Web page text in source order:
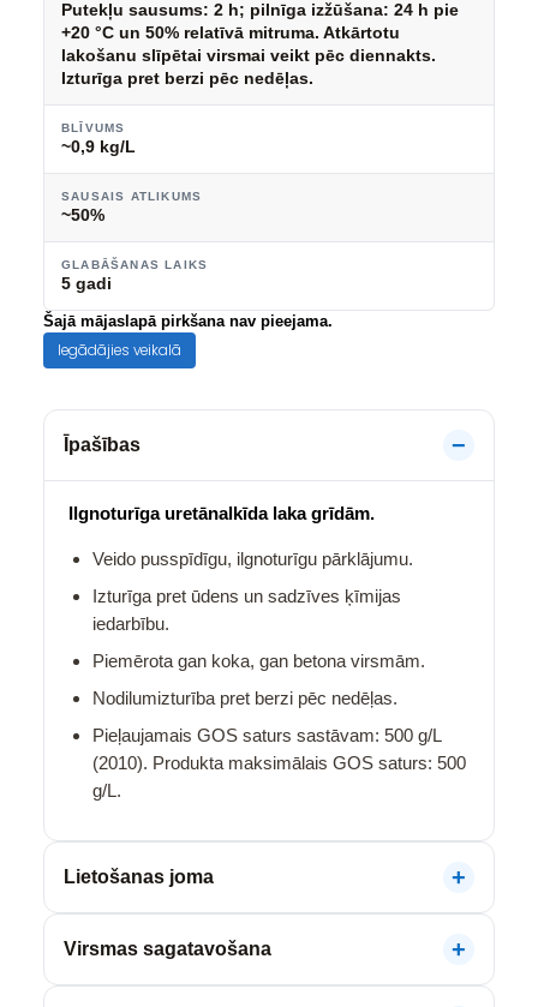
Putekļu sausums: 2 h; pilnīga izžūšana: 24 h pie
+20 °C un 50% relatīvā mitruma. Atkārtotu
lakošanu slīpētai virsmai veikt pēc diennakts.
Izturīga pret berzi pēc nedēļas.
BLĪVUMS
~0,9 kg/L
SAUSAIS ATLIKUMS
~50%
GLABĀŠANAS LAIKS
5 gadi
Šajā mājaslapā pirkšana nav pieejama.
Iegādājies veikalā
Īpašības
Ilgnoturīga uretānalkīda laka grīdām.
Veido pusspīdīgu, ilgnoturīgu pārklājumu.
Izturīga pret ūdens un sadzīves ķīmijas
iedarbību.
Piemērota gan koka, gan betona virsmām.
Nodilumizturība pret berzi pēc nedēļas.
Pieļaujamais GOS saturs sastāvam: 500 g/L
(2010). Produkta maksimālais GOS saturs: 500
g/L.
Lietošanas joma
Virsmas sagatavošana